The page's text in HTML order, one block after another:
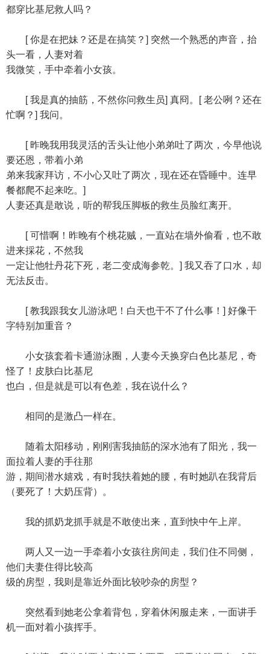
都穿比基尼救人吗？
[ 你是在把妹？还是在搞笑？] 突然一个熟悉的声音，抬
头一看，人妻对着
我微笑，手中牵着小女孩。
[ 我是真的抽筋，不然你问救生员] 真冏。[ 老公咧？还在
忙啊？] 我问。
[ 昨晚我用我灵活的舌头让他小弟弟吐了两次，今早他说
要还恩，带着小弟
弟来我家拜访，不小心又吐了两次，现在还在昏睡中。连早
餐都爬不起来吃。]
人妻还真是敢说，听的帮我压脚板的救生员脸红离开。
[ 可惜啊！昨晚有个桃花贼，一直站在墙外偷看，也不敢
进来採花，不然我
一定让他牡丹花下死，老二变成海参乾。] 我又吞了口水，却
无法反击。
[ 教我跟我女儿游泳吧！白天也干不了什么事！] 好像干
字特别加重音？
小女孩套着卡通游泳圈，人妻今天换穿白色比基尼，奇
怪了！皮肤白比基尼
也白，但是就是可以有色差，我在说什么？
相同的是激凸一样在。
随着太阳移动，刚刚害我抽筋的深水池有了阳光，我一
面拉着人妻的手往那
游，期间潜水嬉戏，有时我扶着她的腰，有时她趴在我背后
（要死了！大奶压背）。
我的抓奶龙抓手就是不敢使出来，直到快中午上岸。
两人又一边一手牵着小女孩往房间走，我们住不同侧，
他们夫妻住得比较高
级的房型，我则是靠近外面比较吵杂的房型？
突然看到她老公拿着背包，穿着休闲服走来，一面讲手
机一面对着小孩挥手。